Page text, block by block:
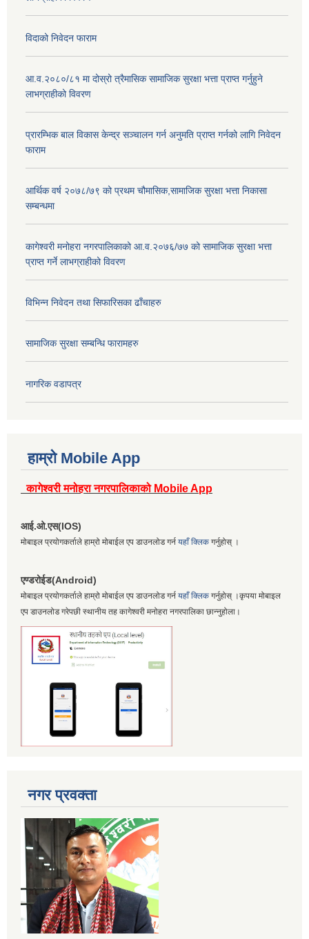
विदाको निवेदन फाराम
आ.व.२०८०/८१ मा दोस्रो त्रैमासिक सामाजिक सुरक्षा भत्ता प्राप्त गर्नुहुने
लाभग्राहीको विवरण
प्रारम्भिक बाल विकास केन्द्र सञ्चालन गर्न अनुमति प्राप्त गर्नको लागि निवेदन
फाराम
आर्थिक वर्ष २०७८/७९ को प्रथम चौमासिक,सामाजिक सुरक्षा भत्ता निकासा
सम्बन्धमा
कागेश्वरी मनोहरा नगरपालिकाको आ.व.२०७६/७७ को सामाजिक सुरक्षा भत्ता
प्राप्त गर्ने लाभग्राहीको विवरण
विभिन्न निवेदन तथा सिफारिसका ढाँचाहरु
सामाजिक सुरक्षा सम्बन्धि फारामहरु
नागरिक वडापत्र
हाम्रो Mobile App
कागेश्वरी मनोहरा नगरपालिकाको Mobile App
आई.ओ.एस(IOS)
मोबाइल प्रयोगकर्ताले हाम्रो मोबाईल एप डाउनलोड गर्न यहाँ क्लिक गर्नुहोस् ।
एण्डरोईड(Android)
मोबाइल प्रयोगकर्ताले हाम्रो मोबाईल एप डाउनलोड गर्न यहाँ क्लिक गर्नुहोस् ।कृपया मोबाइल
एप डाउनलोड गरेपछी स्थानीय तह कागेश्वरी मनोहरा नगरपालिका छान्नुहोला।
नगर प्रवक्ता